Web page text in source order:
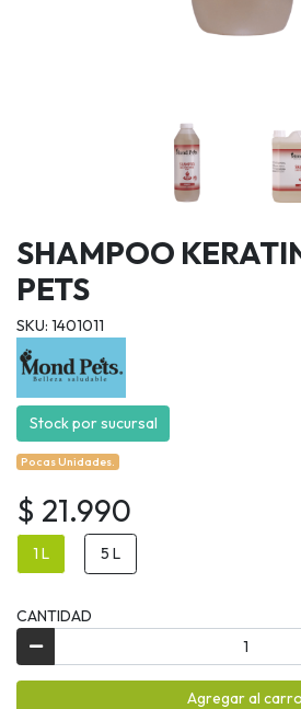
SHAMPOO
PETS
SKU: 1401011
Stock por sucursal
Pocas Unidades.
$ 21.990
1 L 5 L
CANTIDAD
Agregar al carro